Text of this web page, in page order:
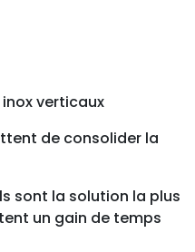
verticaux
de consolider la
sont la solution la plus
un gain de temps